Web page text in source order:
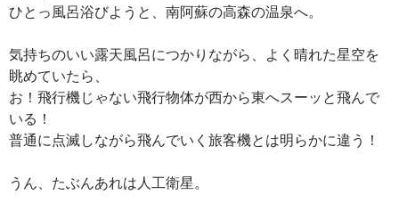
ひとっ風呂浴びようと、南阿蘇の高森の温泉へ。
気持ちのいい露天風呂につかりながら、よく晴れた星空を
眺めていたら、
お！飛行機じゃない飛行物体が西から東へスーッと飛んで
いる！
普通に点滅しながら飛んでいく旅客機とは明らかに違う！
うん、たぶんあれは人工衛星。